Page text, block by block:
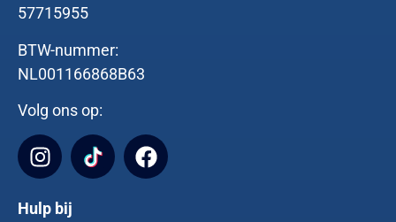
57715955
BTW-nummer:
NL001166868B63
Volg ons op:
Hulp bij